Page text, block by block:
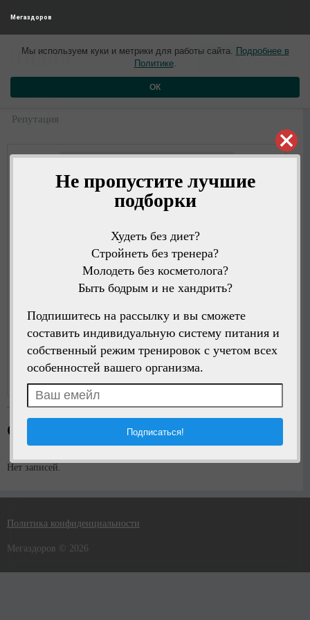
Не пропустите лучшие
подборки
Худеть без диет?
Стройнеть без тренера?
Молодеть без косметолога?
Быть бодрым и не хандрить?
Подпишитесь на рассылку и вы сможете
составить индивидуальную систему питания и
собственный режим тренировок с учетом всех
особенностей вашего организма.
Мегаздоров
Мы используем куки и метрики для работы сайта. Подробнее в
Политике.
ОК
Лидия8 часов назад 0
0
Профиль
Репутация
Написать сообщение
Стена пользователя
Нет записей.
Политика конфиденциальности
Мегаздоров © 2026